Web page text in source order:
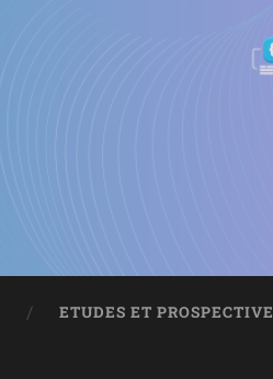
ETUDES ET PROSPECTIVE